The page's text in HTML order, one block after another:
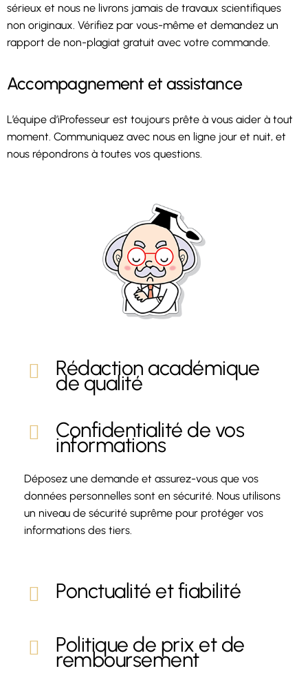
sérieux et nous ne livrons jamais de travaux scientifiques
non originaux. Vérifiez par vous-même et demandez un
rapport de non-plagiat gratuit avec votre commande.
Accompagnement et assistance
L’équipe d’iProfesseur est toujours prête à vous aider à tout
moment. Communiquez avec nous en ligne jour et nuit, et
nous répondrons à toutes vos questions.
Rédaction académique
de qualité
Confidentialité de vos
informations
Déposez une demande et assurez-vous que vos
données personnelles sont en sécurité. Nous utilisons
un niveau de sécurité suprême pour protéger vos
informations des tiers.
Ponctualité et fiabilité
Politique de prix et de
remboursement